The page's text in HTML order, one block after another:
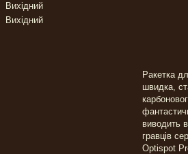
Ракетка
швидка,
виводить
гравців
Optispot
Вихідний
Вихідний